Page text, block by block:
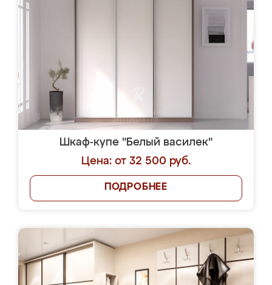
Шкаф-купе "Белый василек"
Цена: от 32 500 руб.
ПОДРОБНЕЕ